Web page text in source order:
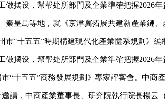
设，幫帮处所部門及企業準確把握2026年
島等地，就《京津冀拓展共建新產業鏈、
十五五”時期構建現代化產業體系規劃》編
设，幫帮处所部門及企業準確把握2026年
十五五”商務發展規劃》專家評審會。中商產
，中商產業董事長、研究院執行院長楊云（